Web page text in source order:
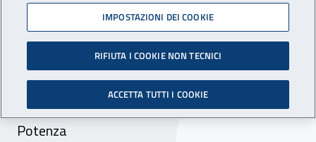
Patrono
Nella giornata del 30 maggio 2019 restano
chiusi gli uffici della Direzione regionale
Basilicata, la Uot di potenza e la sede locale di
Potenza
IMPOSTAZIONI DEI COOKIE
RIFIUTA I COOKIE NON TECNICI
ACCETTA TUTTI I COOKIE